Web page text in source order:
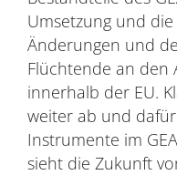
Umsetzung und
Änderungen und
Flüchtende an den
innerhalb der EU.
weiter ab und
Instrumente im
sieht die Zukunft